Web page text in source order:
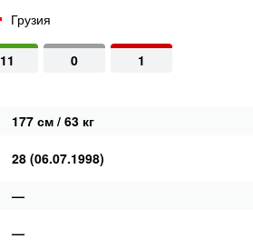
Грузия
11 0 1
177 см / 63 кг
28 (06.07.1998)
—
—